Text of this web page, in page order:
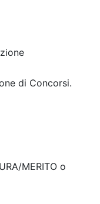
di Concorsi.
MERITO o